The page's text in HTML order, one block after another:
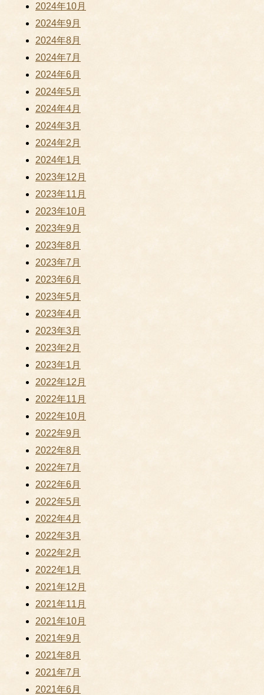
2024年10月
2024年9月
2024年8月
2024年7月
2024年6月
2024年5月
2024年4月
2024年3月
2024年2月
2024年1月
2023年12月
2023年11月
2023年10月
2023年9月
2023年8月
2023年7月
2023年6月
2023年5月
2023年4月
2023年3月
2023年2月
2023年1月
2022年12月
2022年11月
2022年10月
2022年9月
2022年8月
2022年7月
2022年6月
2022年5月
2022年4月
2022年3月
2022年2月
2022年1月
2021年12月
2021年11月
2021年10月
2021年9月
2021年8月
2021年7月
2021年6月